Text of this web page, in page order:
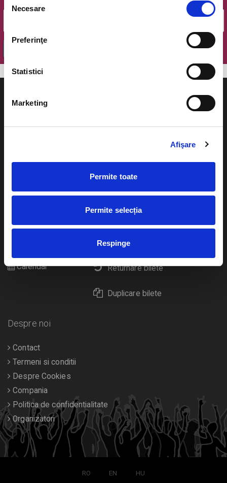
consimțământului
Necesare
Preferinţe
Statistici
Marketing
Afişare
Permite toate
Permite selecția
Respinge
Plata online sau cash
eBilet printat acasa
Livrare prin curier
Returnare bilete
Duplicare bilete
Teatru
festivaluri
Cultura
Calendar
Despre noi
Contact
Termeni si conditii
Despre Cookies
Compania
Politica de confidentialitate
Organizatori
RO EN HU